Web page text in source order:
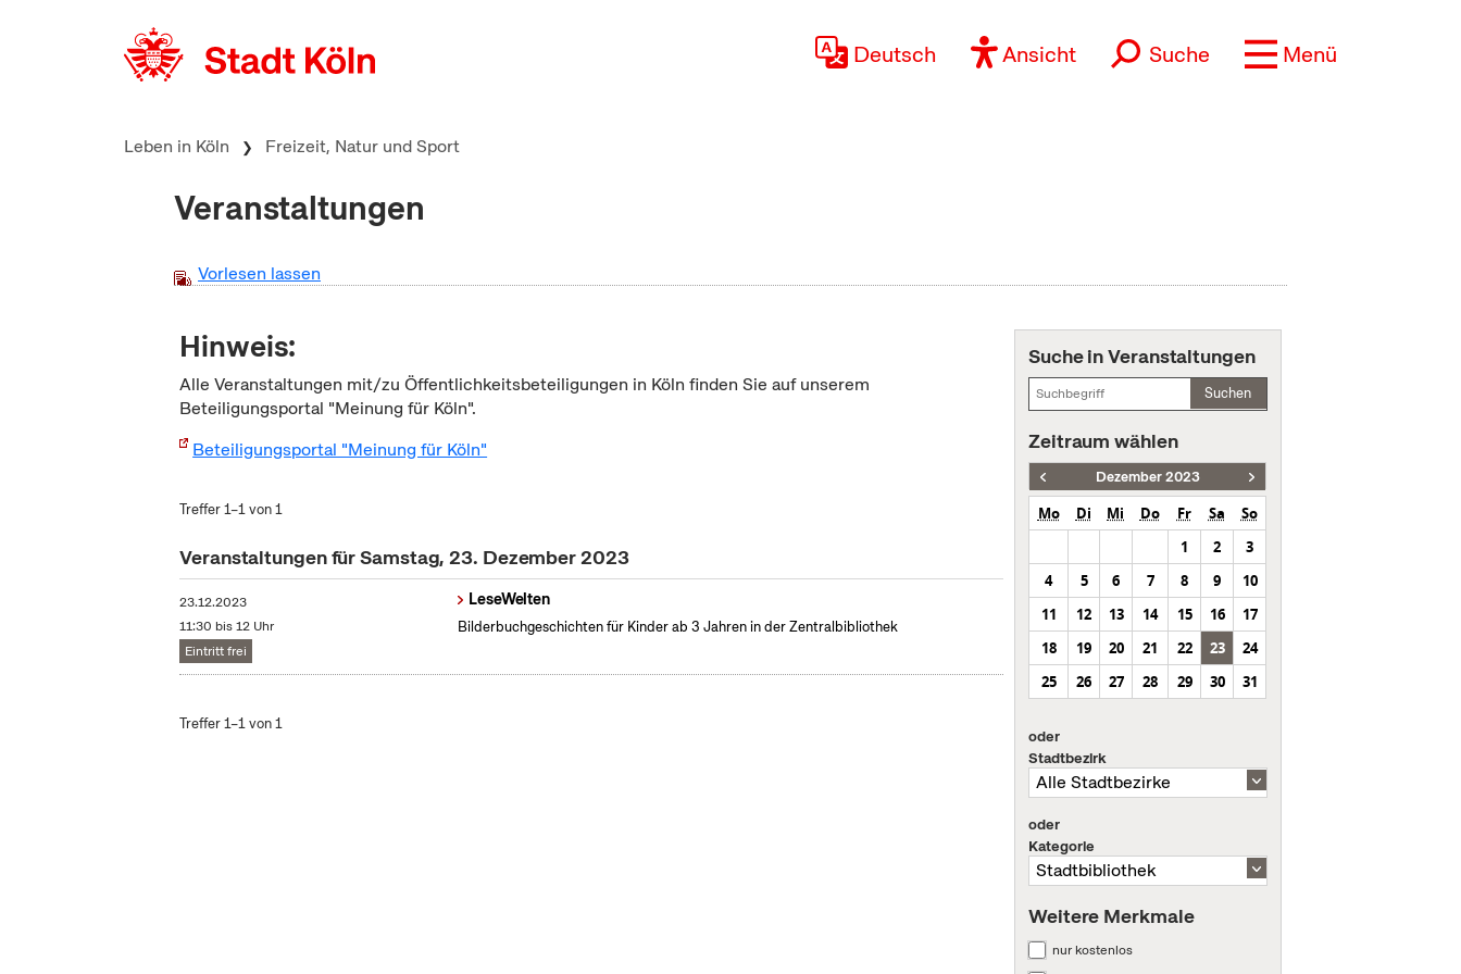
Deutsch Ansicht Suche Menü
Leben in Köln Freizeit, Natur und Sport
Veranstaltungen
Vorlesen lassen
Hinweis:
Alle Veranstaltungen mit/zu Öffentlichkeitsbeteiligungen in Köln finden Sie auf unserem
Beteiligungsportal "Meinung für Köln".
Beteiligungsportal "Meinung für Köln"
Treffer 1–1 von 1
Veranstaltungen für Samstag, 23. Dezember 2023
23.12.2023
11:30 bis 12 Uhr
Eintritt frei
LeseWelten
Bilderbuchgeschichten für Kinder ab 3 Jahren in der Zentralbibliothek
Treffer 1–1 von 1
Suche in Veranstaltungen
Suchen
Zeitraum wählen
Dezember 2023
Mo Di Mi Do Fr Sa
So
1
2
3
4
5 6 7 8 9
10
11
12 13 14 15 16
17
18
19 20 21 22 23
24
25
26 27 28 29 30 31
oder
Stadtbezirk
oder
Kategorie
Weitere Merkmale
nur kostenlos